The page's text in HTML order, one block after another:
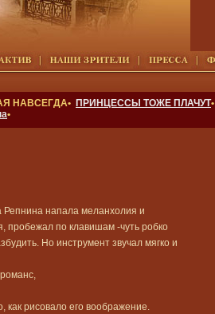
НАВСЕГДА• ПРИНЦЕССЫ ТОЖЕ ПЛАЧУТ•
•
Репнина напала меланхолия и
пробежал по клавишам -чуть робко
Но инструмент звучал мягко и
как рисовало его воображение.